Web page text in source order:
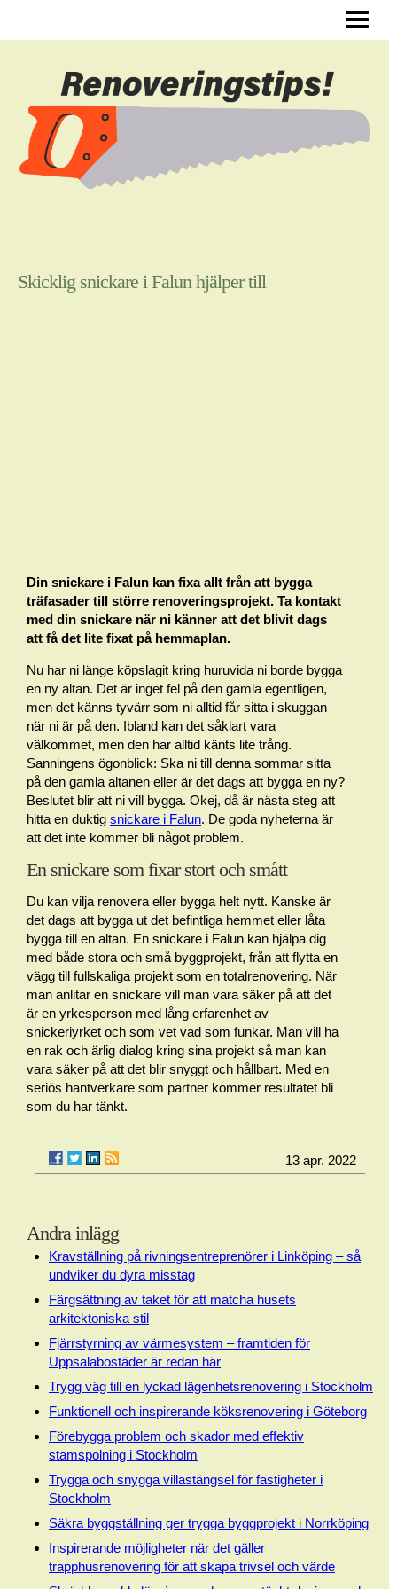
RENOVERA DIN HALL
RENOVERA SJÄLV
BLOGG
Skicklig snickare i Falun hjälper till
Din snickare i Falun kan fixa allt från att bygga
träfasader till större renoveringsprojekt. Ta kontakt
med din snickare när ni känner att det blivit dags
att få det lite fixat på hemmaplan.
Nu har ni länge köpslagit kring huruvida ni borde bygga
en ny altan. Det är inget fel på den gamla egentligen,
men det känns tyvärr som ni alltid får sitta i skuggan
när ni är på den. Ibland kan det såklart vara
välkommet, men den har alltid känts lite trång.
Sanningens ögonblick: Ska ni till denna sommar sitta
på den gamla altanen eller är det dags att bygga en ny?
Beslutet blir att ni vill bygga. Okej, då är nästa steg att
hitta en duktig snickare i Falun. De goda nyheterna är
att det inte kommer bli något problem.
En snickare som fixar stort och smått
Du kan vilja renovera eller bygga helt nytt. Kanske är
det dags att bygga ut det befintliga hemmet eller låta
bygga till en altan. En snickare i Falun kan hjälpa dig
med både stora och små byggprojekt, från att flytta en
vägg till fullskaliga projekt som en totalrenovering. När
man anlitar en snickare vill man vara säker på att det
är en yrkesperson med lång erfarenhet av
snickeriyrket och som vet vad som funkar. Man vill ha
en rak och ärlig dialog kring sina projekt så man kan
vara säker på att det blir snyggt och hållbart. Med en
seriös hantverkare som partner kommer resultatet bli
som du har tänkt.
13 apr. 2022
Andra inlägg
Kravställning på rivningsentreprenörer i Linköping – så
undviker du dyra misstag
Färgsättning av taket för att matcha husets
arkitektoniska stil
Fjärrstyrning av värmesystem – framtiden för
Uppsalabostäder är redan här
Trygg väg till en lyckad lägenhetsrenovering i Stockholm
Funktionell och inspirerande köksrenovering i Göteborg
Förebygga problem och skador med effektiv
stamspolning i Stockholm
Trygga och snygga villastängsel för fastigheter i
Stockholm
Säkra byggställning ger trygga byggprojekt i Norrköping
Inspirerande möjligheter när det gäller
trapphusrenovering för att skapa trivsel och värde